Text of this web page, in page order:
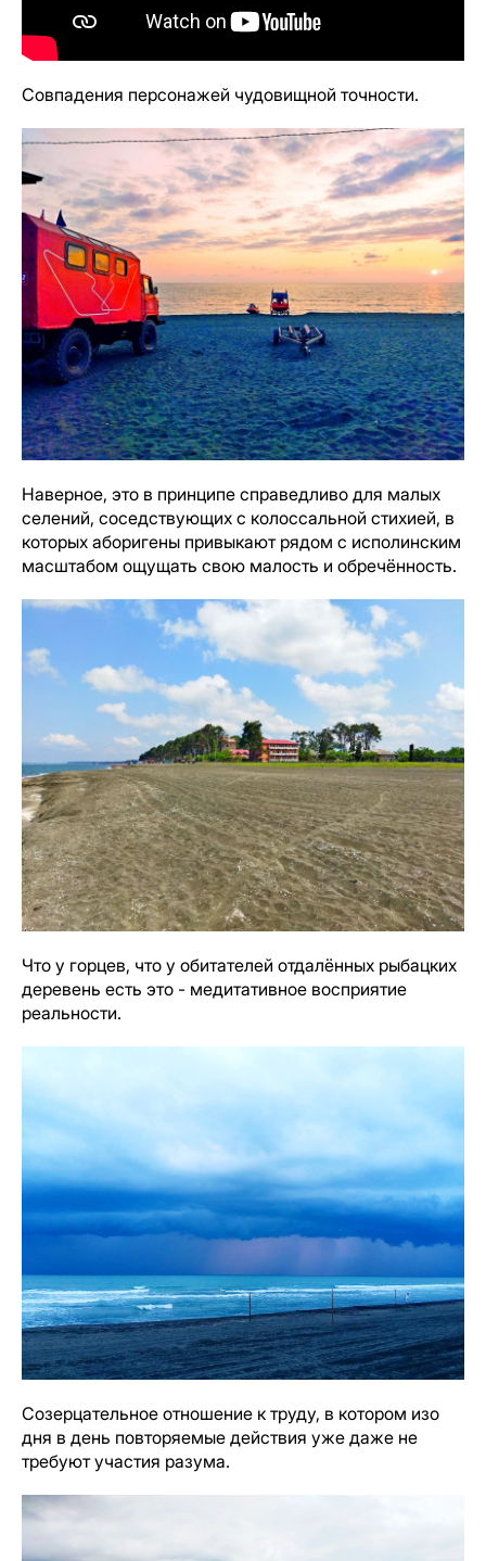
Совпадения персонажей чудовищной точности.
Наверное, это в принципе справедливо для малых
селений, соседствующих с колоссальной стихией, в
которых аборигены привыкают рядом с исполинским
масштабом ощущать свою малость и обречённость.
Что у горцев, что у обитателей отдалённых рыбацких
деревень есть это - медитативное восприятие
реальности.
Созерцательное отношение к труду, в котором изо
дня в день повторяемые действия уже даже не
требуют участия разума.